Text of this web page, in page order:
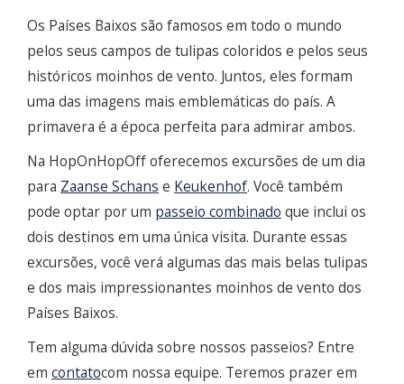
Os Países Baixos são famosos em todo o mundo
pelos seus campos de tulipas coloridos e pelos seus
históricos moinhos de vento. Juntos, eles formam
uma das imagens mais emblemáticas do país. A
primavera é a época perfeita para admirar ambos.
Na HopOnHopOff oferecemos excursões de um dia
para Zaanse Schans e Keukenhof. Você também
pode optar por um passeio combinado que inclui os
dois destinos em uma única visita. Durante essas
excursões, você verá algumas das mais belas tulipas
e dos mais impressionantes moinhos de vento dos
Países Baixos.
Tem alguma dúvida sobre nossos passeios? Entre
em contatocom nossa equipe. Teremos prazer em